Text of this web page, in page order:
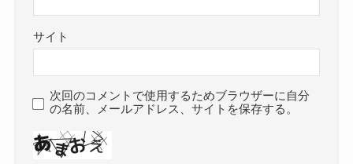
サイト
次回のコメントで使用するためブラウザーに自分
の名前、メールアドレス、サイトを保存する。